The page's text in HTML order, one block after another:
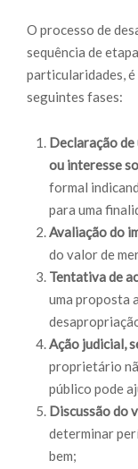
O processo de
sequência de
particularidades, é
seguintes fases:
Declaração
ou interesse
formal
para uma
Avaliação do
do valor de
Tentativa de
uma proposta
Ação judicial,
proprietário
público pode
Discussão do
determinar
bem;